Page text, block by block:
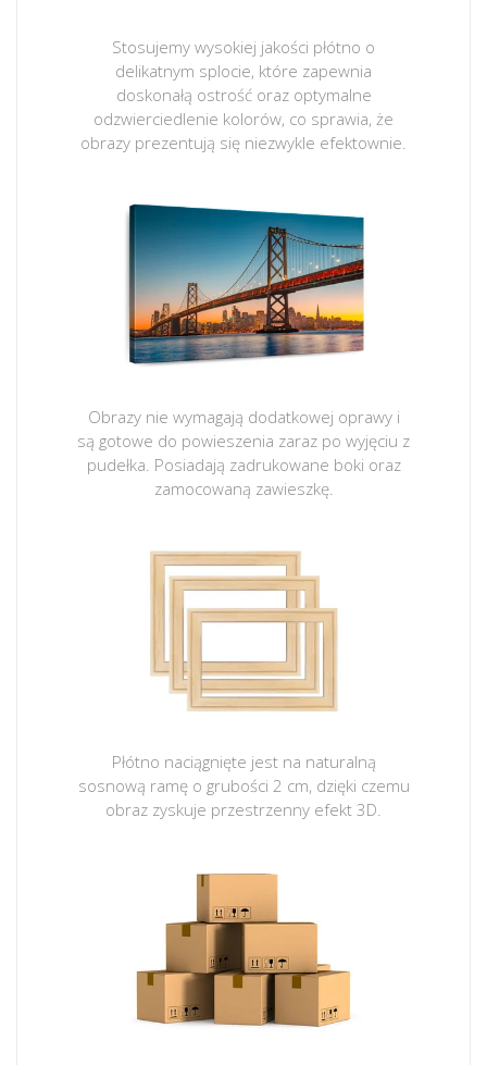
Stosujemy wysokiej jakości płótno o
delikatnym splocie, które zapewnia
doskonałą ostrość oraz optymalne
odzwierciedlenie kolorów, co sprawia, że
obrazy prezentują się niezwykle efektownie.
Obrazy nie wymagają dodatkowej oprawy i
są gotowe do powieszenia zaraz po wyjęciu z
pudełka. Posiadają zadrukowane boki oraz
zamocowaną zawieszkę.
Płótno naciągnięte jest na naturalną
sosnową ramę o grubości 2 cm, dzięki czemu
obraz zyskuje przestrzenny efekt 3D.